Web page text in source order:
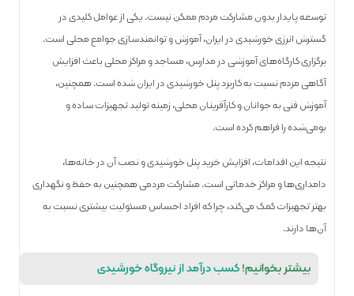
توسعه پایدار بدون مشارکت مردم ممکن نیست. یکی از عوامل کلیدی در
گسترش انرژی خورشیدی در ایران، آموزش و توانمندسازی جوامع محلی است.
برگزاری کارگاه‌های آموزشی در مدارس، مساجد و مراکز محلی باعث افزایش
آگاهی مردم نسبت به کاربرد پنل خورشیدی در ایران شده است. همچنین،
آموزش فنی به جوانان و کارآفرینان محلی، زمینه تولید تجهیزات ساده و
بومی‌شده را فراهم کرده است.
نتیجه این اقدامات، افزایش خرید پنل خورشیدی و نصب آن در خانه‌ها،
دامداری‌ها و مراکز خدماتی است. مشارکت مردمی همچنین به حفظ و نگهداری
بهتر تجهیزات کمک می‌کند، چرا که افراد احساس مسئولیت بیشتری نسبت به
آن‌ها دارند.
بیشتر بخوانیم! کسب درآمد از نیروگاه خورشیدی